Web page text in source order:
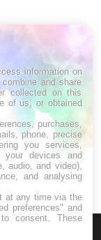
des
latérale
information on
and share
collected on this
of us, or obtained
purchases,
phone, precise
you services,
your devices and
audio, and video),
and analysing
at any time via the
preferences" and
consent. These